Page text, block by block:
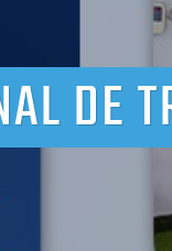
DE